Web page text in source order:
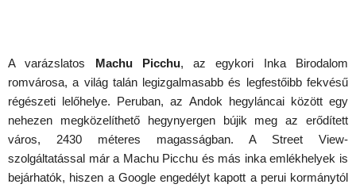
A varázslatos Machu Picchu, az egykori Inka Birodalom
romvárosa, a világ talán legizgalmasabb és legfestőibb fekvésű
régészeti lelőhelye. Peruban, az Andok hegyláncai között egy
nehezen megközelíthető hegynyergen bújik meg az erődített
város, 2430 méteres magasságban. A Street View-
szolgáltatással már a Machu Picchu és más inka emlékhelyek is
bejárhatók, hiszen a Google engedélyt kapott a perui kormánytól